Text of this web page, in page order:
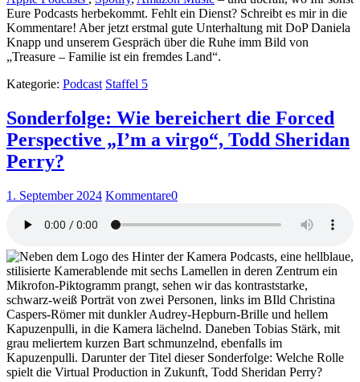
Eure Podcasts herbekommt. Fehlt ein Dienst? Schreibt es mir in die
Kommentare! Aber jetzt erstmal gute Unterhaltung mit DoP Daniela
Knapp und unserem Gespräch über die Ruhe imm Bild von
„Treasure – Familie ist ein fremdes Land“.
Kategorie: Podcast Staffel 5
Sonderfolge: Wie bereichert die Forced
Perspective „I’m a virgo“, Todd Sheridan
Perry?
1. September 2024 Kommentare0